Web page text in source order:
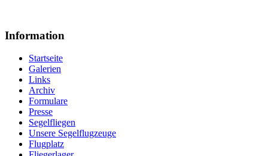
Information
Startseite
Galerien
Links
Archiv
Formulare
Presse
Segelfliegen
Unsere Segelflugzeuge
Flugplatz